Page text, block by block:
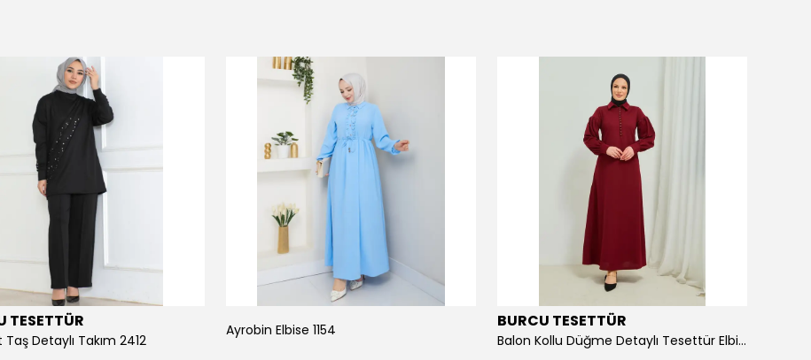
TESETTÜR
Detaylı Takım 2412
Ayrobin Elbise 1154 BURCU TESETTÜR
Balon Kollu Düğme Detaylı Tesettür Elbise 11m02